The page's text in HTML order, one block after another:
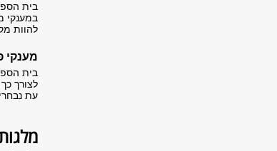
בית
במענקי
להוות
מענקי
בית
לצורך
עת